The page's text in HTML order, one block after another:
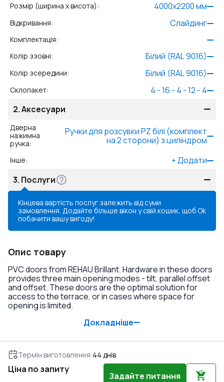
Розмір (ширина x висота): 4000x2200мм
Відкривання: Слайдинг
Комплектація:
Колір ззовні: Білий (RAL 9016)
Колір зсередини: Білий (RAL 9016)
Склопакет:
4 - 16 - 4 - 12 - 4
2.Аксесуари
Дверна
нажимна
ручка:
Ручки для розсувки PZ білі (комплект
на 2 сторони) з циліндром
Інше: +Додати
3. Послуги
Кінцева вартість послуг залежить від суми
замовлення. Додайте більше вікон у свій кошик, щоб
побачити вашу вигоду!
Ok
Опис товару
PVC doors from REHAU Brillant. Hardware in these doors
provides three main opening modes - tilt, parallel offset
and offset. These doors are the optimal solution for
access to the terrace, or in cases where space for
opening is limited.
Докладніше
Термін виготовлення:44 днів
Ціна по запиту
Задайте питання